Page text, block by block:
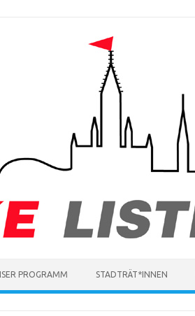
PROGRAMM STADTRÄT*INNEN